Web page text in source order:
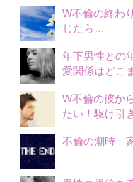
W不倫の終わ
じたら…
年下男性との
愛関係はどこ
W不倫の彼か
たい！駆け引
不倫の潮時